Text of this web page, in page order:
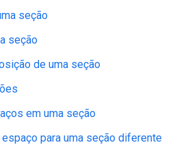
seção
seção
de uma seção
em uma seção
para uma seção diferente